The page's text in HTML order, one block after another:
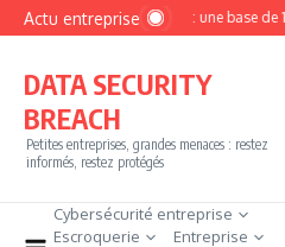
Aller au contenu
Actu entrepriseMyPhoto : une base de
DATA SECURITY
BREACH
Petites entreprises, grandes menaces : restez
informés, restez protégés
Cybersécurité entreprise
Escroquerie
Entreprise